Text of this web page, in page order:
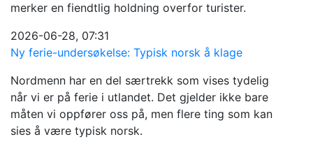
merker en fiendtlig holdning overfor turister.
2026-06-28, 07:31
Ny ferie-undersøkelse: Typisk norsk å klage
Nordmenn har en del særtrekk som vises tydelig
når vi er på ferie i utlandet. Det gjelder ikke bare
måten vi oppfører oss på, men flere ting som kan
sies å være typisk norsk.